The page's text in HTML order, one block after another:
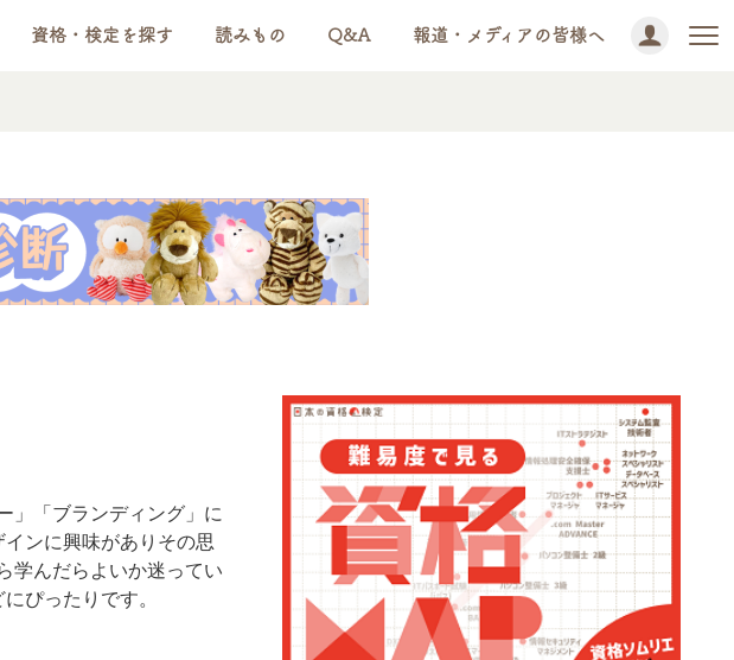
資格・検定を探す 読みもの Q&A 報道・メディアの皆様へ
」「ブランディング」に
ンに興味がありその思
学んだらよいか迷ってい
ぴったりです。